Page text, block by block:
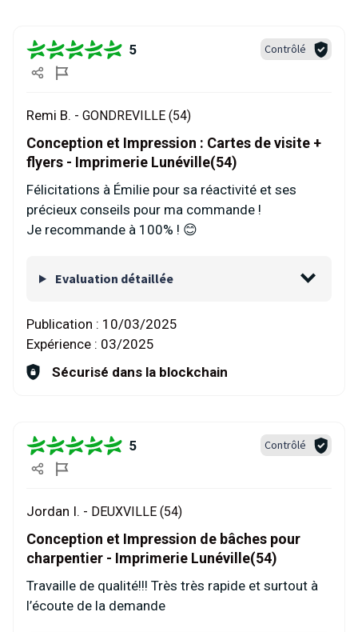
5 Contrôlé
Remi B. - GONDREVILLE (54)
Conception et Impression : Cartes de visite +
flyers - Imprimerie Lunéville(54)
Félicitations à Émilie pour sa réactivité et ses
précieux conseils pour ma commande !
Je recommande à 100% ! 😊
Evaluation détaillée
Publication : 10/03/2025
Expérience : 03/2025
Sécurisé dans la blockchain
5 Contrôlé
Jordan I. - DEUXVILLE (54)
Conception et Impression de bâches pour
charpentier - Imprimerie Lunéville(54)
Travaille de qualité!!! Très très rapide et surtout à
l’écoute de la demande